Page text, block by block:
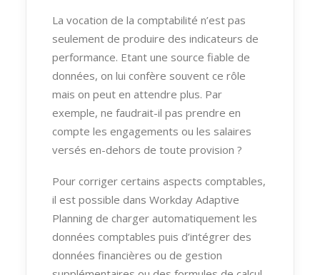
La vocation de la comptabilité n’est pas
seulement de produire des indicateurs de
performance. Etant une source fiable de
données, on lui confère souvent ce rôle
mais on peut en attendre plus. Par
exemple, ne faudrait-il pas prendre en
compte les engagements ou les salaires
versés en-dehors de toute provision ?
Pour corriger certains aspects comptables,
il est possible dans Workday Adaptive
Planning de charger automatiquement les
données comptables puis d’intégrer des
données financières ou de gestion